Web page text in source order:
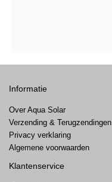
Informatie
Over Aqua Solar
Verzending & Terugzendingen
Privacy verklaring
Algemene voorwaarden
Klantenservice